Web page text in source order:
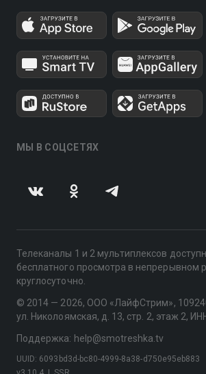
МЫ В СОЦСЕТЯХ
Телеканалы 1 и 2 мультиплексов
бесплатного просмотра в непрерывном
круглосуточно.
© 2014 — 2026, ООО «ЛайфСтрим»,
ул. Николоямская, д. 13, стр. 2, этаж 2,
Поддержка: help@smotreshka.tv
UUID: 6093bd3d-bc80-4999-8a38-d750e95eb883